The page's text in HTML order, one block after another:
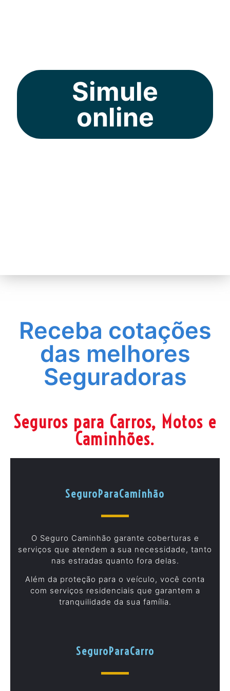
Simule
online
Receba cotações
das melhores
Seguradoras
Seguros para Carros, Motos e
Caminhões.
SeguroParaCaminhão
O Seguro Caminhão garante coberturas e
serviços que atendem a sua necessidade, tanto
nas estradas quanto fora delas.
Além da proteção para o veículo, você conta
com serviços residenciais que garantem a
tranquilidade da sua família.
SeguroParaCarro